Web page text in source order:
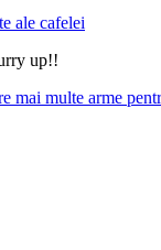
ale cafelei
up!!
mai multe arme